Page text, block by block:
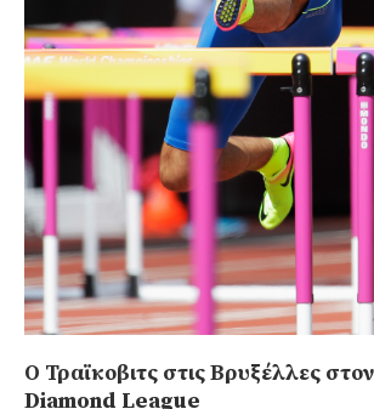
Ο Τραϊκοβιτς στις Βρυξέλλες
Diamond League